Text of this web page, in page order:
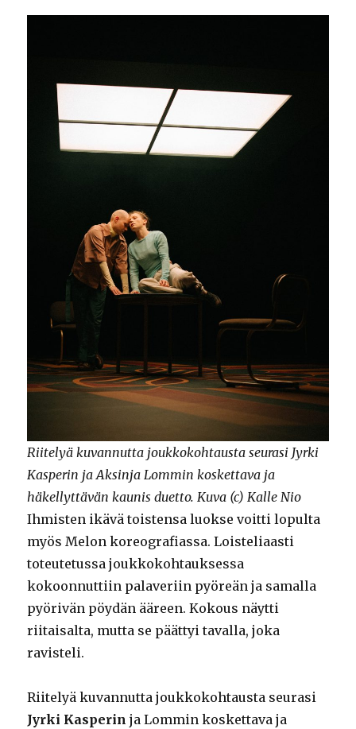
Riitelyä kuvannutta joukkokohtausta seurasi Jyrki
Kasperin ja Aksinja Lommin koskettava ja
häkellyttävän kaunis duetto. Kuva (c) Kalle Nio
Ihmisten ikävä toistensa luokse voitti lopulta
myös Melon koreografiassa. Loisteliaasti
toteutetussa joukkokohtauksessa
kokoonnuttiin palaveriin pyöreän ja samalla
pyörivän pöydän ääreen. Kokous näytti
riitaisalta, mutta se päättyi tavalla, joka
ravisteli.
Riitelyä kuvannutta joukkokohtausta seurasi
Jyrki Kasperin ja Lommin koskettava ja